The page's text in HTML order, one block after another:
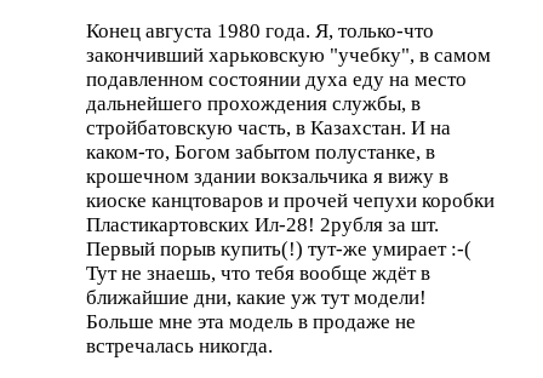
Конец августа 1980 года. Я, только-что
закончивший харьковскую "учебку", в самом
подавленном состоянии духа еду на место
дальнейшего прохождения службы, в
стройбатовскую часть, в Казахстан. И на
каком-то, Богом забытом полустанке, в
крошечном здании вокзальчика я вижу в
киоске канцтоваров и прочей чепухи коробки
Пластикартовских Ил-28! 2рубля за шт.
Первый порыв купить(!) тут-же умирает :-(
Тут не знаешь, что тебя вообще ждёт в
ближайшие дни, какие уж тут модели!
Больше мне эта модель в продаже не
встречалась никогда.